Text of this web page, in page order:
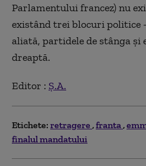
Parlamentului francez) nu
existând trei blocuri politice
aliată, partidele de stânga și
dreaptă.
Editor : Ș.A.
Etichete: retragere franta
finalul mandatului